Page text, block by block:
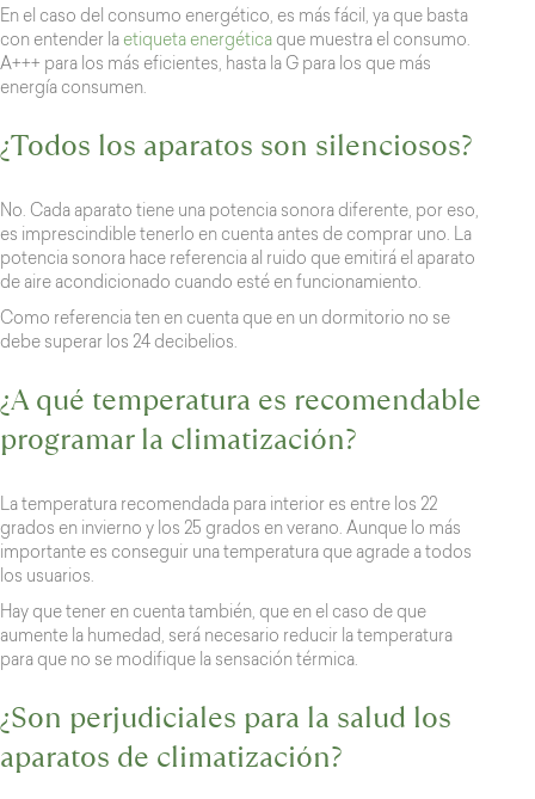
En el caso del consumo energético, es más fácil, ya que basta
con entender la etiqueta energética que muestra el consumo.
A+++ para los más eficientes, hasta la G para los que más
energía consumen.
¿Todos los aparatos son silenciosos?
No. Cada aparato tiene una potencia sonora diferente, por eso,
es imprescindible tenerlo en cuenta antes de comprar uno. La
potencia sonora hace referencia al ruido que emitirá el aparato
de aire acondicionado cuando esté en funcionamiento.
Como referencia ten en cuenta que en un dormitorio no se
debe superar los 24 decibelios.
¿A qué temperatura es recomendable
programar la climatización?
La temperatura recomendada para interior es entre los 22
grados en invierno y los 25 grados en verano. Aunque lo más
importante es conseguir una temperatura que agrade a todos
los usuarios.
Hay que tener en cuenta también, que en el caso de que
aumente la humedad, será necesario reducir la temperatura
para que no se modifique la sensación térmica.
¿Son perjudiciales para la salud los
aparatos de climatización?